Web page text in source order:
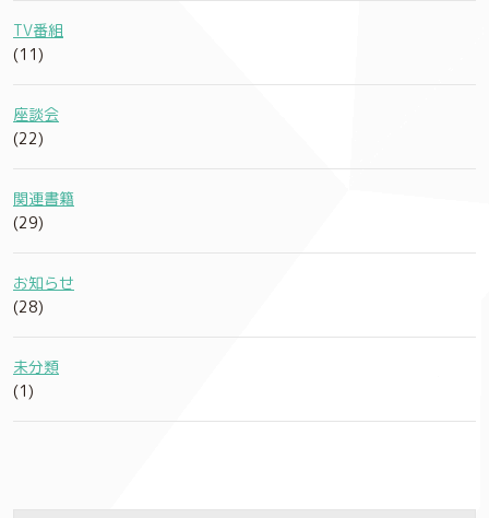
TV番組
(11)
座談会
(22)
関連書籍
(29)
お知らせ
(28)
未分類
(1)